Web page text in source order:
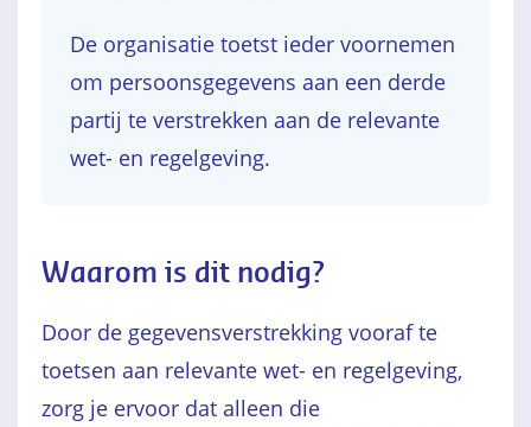
De organisatie toetst ieder voornemen
om persoonsgegevens aan een derde
partij te verstrekken aan de relevante
wet- en regelgeving.
Waarom is dit nodig?
Door de gegevensverstrekking vooraf te
toetsen aan relevante wet- en regelgeving,
zorg je ervoor dat alleen die